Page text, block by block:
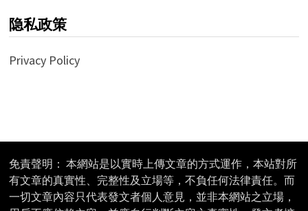
隐私政策
Privacy Policy
免責聲明： 本網站是以實時上傳文章的方式運作，本站對所
有文章的真實性、完整性及立場等，不負任何法律責任。而
一切文章內容只代表發文者個人意見，並非本網站之立場，